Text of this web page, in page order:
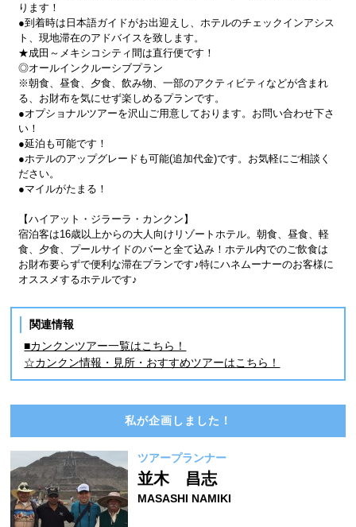
ります！
●到着時は日本語ガイドがお出迎えし、ホテルのチェックインアシス
ト、現地滞在のアドバイスを致します。
★成田～メキシコシティ間は直行便です！
◎オールインクルーシブプラン
※朝食、昼食、夕食、飲み物、一部のアクティビティなどが含まれ
る、お財布を気にせず楽しめるプランです。
●オプショナルツアーを沢山ご用意しております。お問い合わせ下さ
い！
●延泊も可能です！
●ホテルのアップグレードも可能(追加代金)です。お気軽にご相談く
ださい。
●マイルがたまる！
【ハイアット・ジラーラ・カンクン】
宿泊客は16歳以上からの大人向けリゾートホテル。朝食、昼食、軽
食、夕食、プールサイドのバーと全て込み！ホテル内でのご飲食は
お財布要らずで便利な滞在プランです♪特にハネムーナーのお客様に
オススメするホテルです♪
関連情報
■カンクンツアー一覧はこちら！
☆カンクン情報・見所・おすすめツアーはこちら！
私が企画しました！
ツアープランナー
並木 昌志
MASASHI NAMIKI